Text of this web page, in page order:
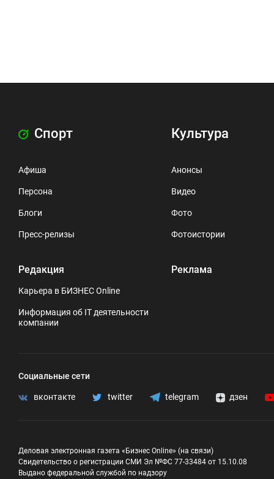
Спорт
Афиша
Персона
Блоги
Пресс-релизы
Редакция
Карьера в БИЗНЕС Online
Информация об IT деятельности
компании
Культура
Анонсы
Видео
Фото
Фотоистории
Реклама
Социальные сети
вконтакте twitter telegram дзен
Деловая электронная газета «Бизнес Online» (на связи)
Свидетельство о регистрации СМИ Эл №ФС 77-33484 от 15.10.08
Выдано федеральной службой по надзору